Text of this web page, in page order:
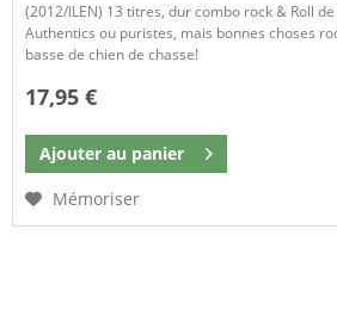
(2012/ILEN) 13 titres, dur combo rock & Roll
Authentics ou puristes, mais bonnes choses
basse de chien de chasse!
17,95 €
Ajouter au panier
Mémoriser